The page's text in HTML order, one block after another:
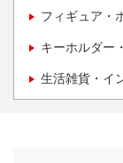
フィギュア・
キーホルダー
生活雑貨・イ